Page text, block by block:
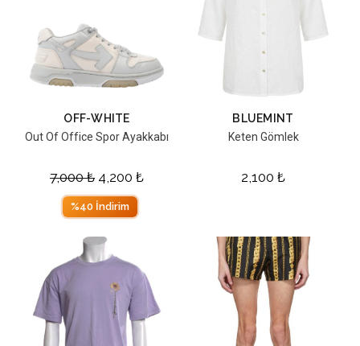
OFF-WHITE
Out Of Office Spor Ayakkabı
7,000₺ 4,200 ₺
%40 İndirim
BLUEMINT
Keten Gömlek
2,100 ₺